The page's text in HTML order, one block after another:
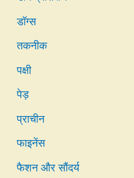
डॉग्स
तकनीक
पक्षी
पेड़
प्राचीन
फाइनेंस
फैशन और सौंदर्य